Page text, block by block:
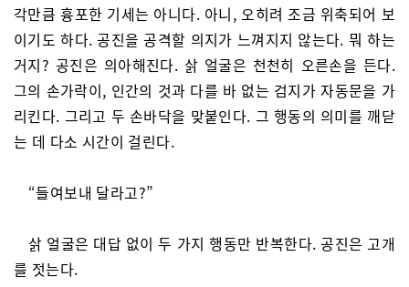
각만큼 흉포한 기세는 아니다. 아니, 오히려 조금 위축되어 보
이기도 하다. 공진을 공격할 의지가 느껴지지 않는다. 뭐 하는
거지? 공진은 의아해진다. 삵 얼굴은 천천히 오른손을 든다.
그의 손가락이, 인간의 것과 다를 바 없는 검지가 자동문을 가
리킨다. 그리고 두 손바닥을 맞붙인다. 그 행동의 의미를 깨닫
는 데 다소 시간이 걸린다.
“들여보내 달라고?”
삵 얼굴은 대답 없이 두 가지 행동만 반복한다. 공진은 고개
를 젓는다.